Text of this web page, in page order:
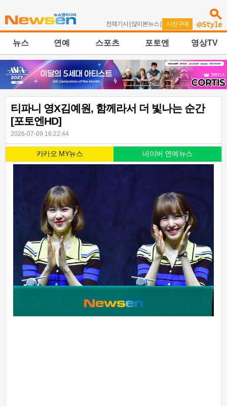
전체기사| 많이본뉴스 | 사진구매
뉴스 연예 스포츠 포토엔 영상TV
티파니 영X김예원, 함께라서 더 빛나는 순간
[포토엔HD]
2026-07-09 16:22:44
카카오 MY뉴스 네이버 연예뉴스